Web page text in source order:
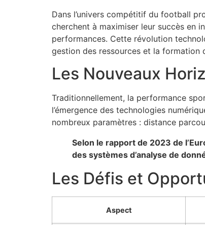
Dans l’univers compétitif du football
cherchent à maximiser leur succès en
performances. Cette révolution
gestion des ressources et la formation
Les Nouveaux
Traditionnellement, la performance
l’émergence des technologies
nombreux paramètres : distance
Selon le rapport de 2023 de
des systèmes d’analyse de
Les Défis et
Aspect